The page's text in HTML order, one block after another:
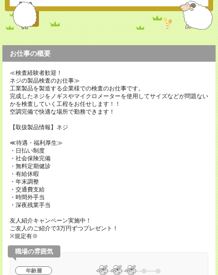
お仕事の概要
≪検査経験者歓迎！
ネジの製品検査のお仕事≫
工業製品を製造する企業様での検査のお仕事です。
完成したネジをノギスやマイクロメーターを使用してサイズなどが問題ない
かを検査していく工程をお任せします！！
空調完備で快適な場所で勤務できます！
【取扱製品情報】ネジ
≪待遇・福利厚生≫
・日払い制度
・社会保険完備
・無料定期健診
・有給休暇
・年末調整
・交通費支給
・時間外手当
・深夜残業手当
友人紹介キャンペーン実施中！
ご友人のご紹介で3万円ずつプレゼント！
※規定有※
職場の雰囲気
年齢層